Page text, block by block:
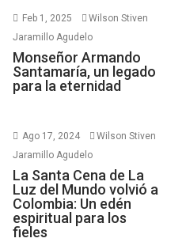
Feb 1, 2025
Wilson Stiven
Jaramillo Agudelo
Monseñor Armando
Santamaría, un legado
para la eternidad
Ago 17, 2024
Wilson Stiven
Jaramillo Agudelo
La Santa Cena de La
Luz del Mundo volvió a
Colombia: Un edén
espiritual para los
fieles